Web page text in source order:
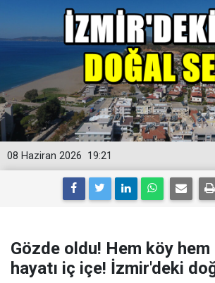
19:21
08 Haziran 2026
Gözde oldu! Hem köy hem
hayatı iç içe! İzmir'deki